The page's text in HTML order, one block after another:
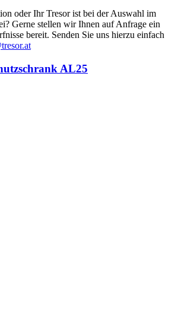
oder Ihr Tresor ist bei der Auswahl im
Gerne stellen wir Ihnen auf Anfrage ein
bereit. Senden Sie uns hierzu einfach
AL25